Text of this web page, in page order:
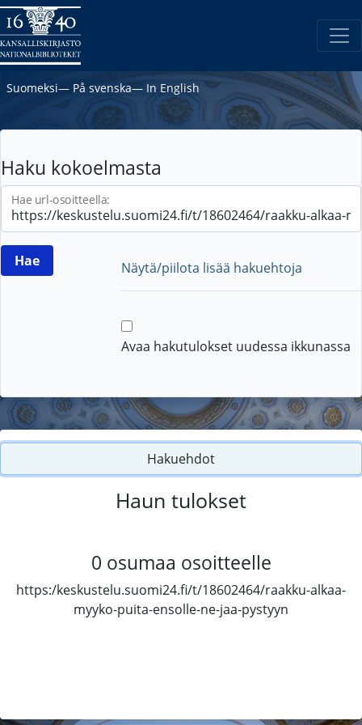
Suomeksi― På svenska― In English
Haku kokoelmasta
Hae url-osoitteella:
Näytä/piilota lisää hakuehtoja
Avaa hakutulokset uudessa ikkunassa
Hakuehdot
Haun tulokset
0 osumaa osoitteelle
https:/keskustelu.suomi24.fi/t/18602464/raakku-alkaa-
myyko-puita-ensolle-ne-jaa-pystyyn